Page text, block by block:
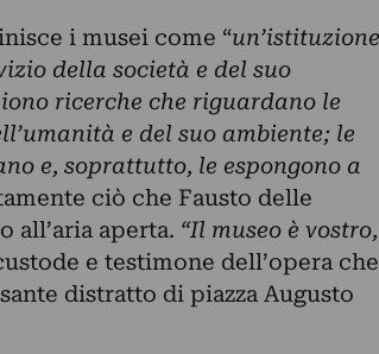
i musei come “un’istituzione
della società e del suo
ricerche che riguardano le
e del suo ambiente; le
e, soprattutto, le espongono a
ciò che Fausto delle
all’aria aperta. “Il museo è vostro,
e testimone dell’opera che
distratto di piazza Augusto